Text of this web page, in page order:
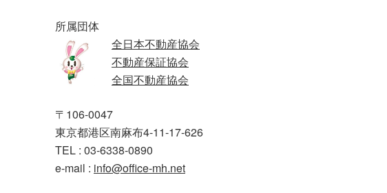
所属団体
全日本不動産協会
不動産保証協会
全国不動産協会
〒106-0047
東京都港区南麻布4-11-17-626
TEL : 03-6338-0890
e-mail : info@office-mh.net